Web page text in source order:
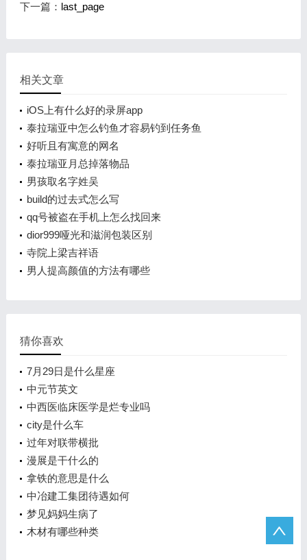
下一篇： last_page
相关文章
iOS上有什么好的录屏app
泰拉瑞亚中怎么钓鱼才容易钓到任务鱼
好听且有寓意的网名
泰拉瑞亚月总掉落物品
男孩取名字姓吴
build的过去式怎么写
qq号被盗在手机上怎么找回来
dior999哑光和滋润包装区别
寺院上梁吉祥语
男人提高颜值的方法有哪些
猜你喜欢
7月29日是什么星座
中元节英文
中西医临床医学是烂专业吗
city是什么车
过年对联带横批
漫展是干什么的
拿铁的意思是什么
中冶建工集团待遇如何
梦见妈妈生病了
木材有哪些种类